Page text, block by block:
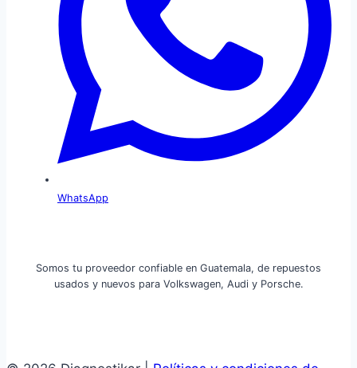
WhatsApp
Somos tu proveedor confiable en Guatemala, de repuestos
usados y nuevos para Volkswagen, Audi y Porsche.